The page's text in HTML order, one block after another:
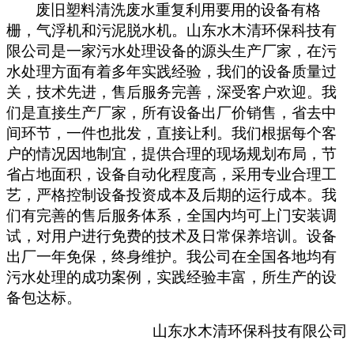
废旧塑料清洗废水重复利用要用的设备有格
栅，气浮机和污泥脱水机。山东水木清环保科技有
限公司是一家污水处理设备的源头生产厂家，在污
水处理方面有着多年实践经验，我们的设备质量过
关，技术先进，售后服务完善，深受客户欢迎。我
们是直接生产厂家，所有设备出厂价销售，省去中
间环节，一件也批发，直接让利。我们根据每个客
户的情况因地制宜，提供合理的现场规划布局，节
省占地面积，设备自动化程度高，采用专业合理工
艺，严格控制设备投资成本及后期的运行成本。我
们有完善的售后服务体系，全国内均可上门安装调
试，对用户进行免费的技术及日常保养培训。设备
出厂一年免保，终身维护。我公司在全国各地均有
污水处理的成功案例，实践经验丰富，所生产的设
备包达标。
山东水木清环保科技有限公司